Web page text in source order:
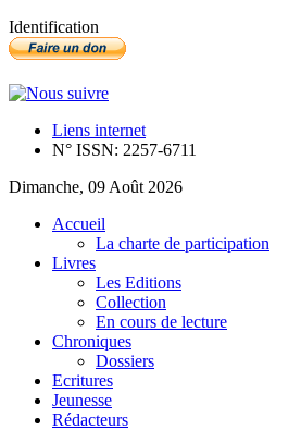
Identification
Liens internet
N° ISSN: 2257-6711
Dimanche, 09 Août 2026
Accueil
La charte de participation
Livres
Les Editions
Collection
En cours de lecture
Chroniques
Dossiers
Ecritures
Jeunesse
Rédacteurs